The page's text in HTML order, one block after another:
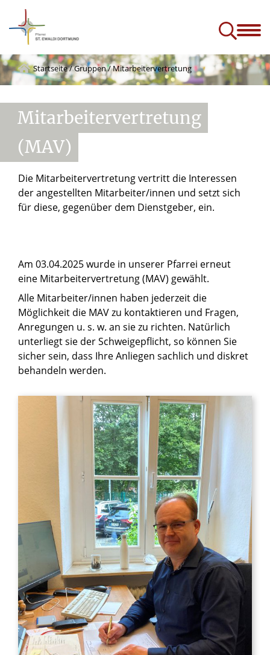
Startseite/Gruppen/Mitarbeitervertretung
Mitarbeitervertretung
(MAV)
Die Mitarbeitervertretung vertritt die Interessen
der angestellten Mitarbeiter/innen und setzt sich
für diese, gegenüber dem Dienstgeber, ein.
Am 03.04.2025 wurde in unserer Pfarrei erneut
eine Mitarbeitervertretung (MAV) gewählt.
Alle Mitarbeiter/innen haben jederzeit die
Möglichkeit die MAV zu kontaktieren und Fragen,
Anregungen u. s. w. an sie zu richten. Natürlich
unterliegt sie der Schweigepflicht, so können Sie
sicher sein, dass Ihre Anliegen sachlich und diskret
behandeln werden.